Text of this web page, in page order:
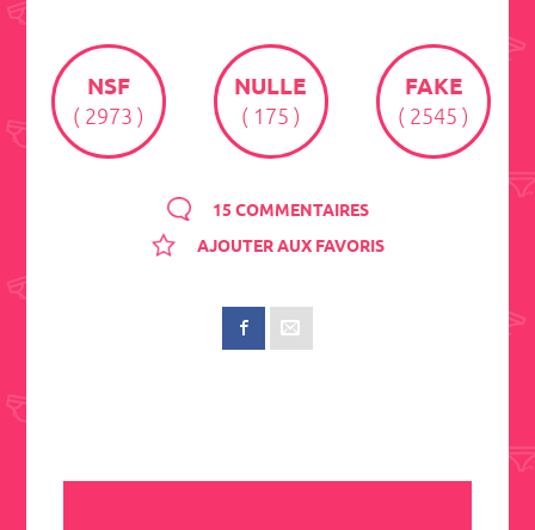
NSF
( 2973 )
NULLE
( 175 )
FAKE
( 2545 )
15 COMMENTAIRES
AJOUTER AUX FAVORIS